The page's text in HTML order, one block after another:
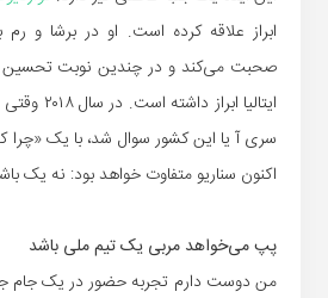
ابراز علاقه کرده است. او در برشا و رم
صحبت می‌کند و در چندین نوبت تحسین
ایتالیا
سری آ یا این کشور سوال شد، با یک «چرا
اکنون سناریو متفاوت خواهد بود: نه یک
پپ می‌خواهد مربی یک تیم ملی باشد
من دوست دارم تجربه حضور در یک جام